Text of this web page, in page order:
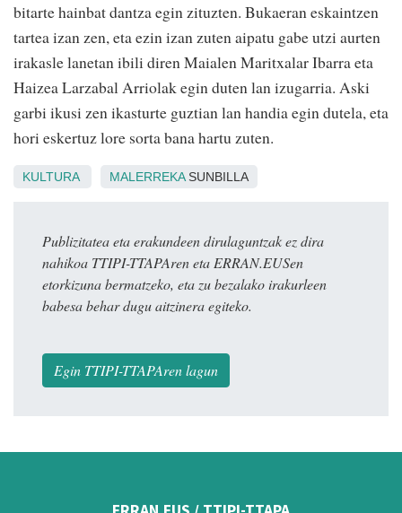
bitarte hainbat dantza egin zituzten. Bukaeran eskaintzen
tartea izan zen, eta ezin izan zuten aipatu gabe utzi aurten
irakasle lanetan ibili diren Maialen Maritxalar Ibarra eta
Haizea Larzabal Arriolak egin duten lan izugarria. Aski
garbi ikusi zen ikasturte guztian lan handia egin dutela, eta
hori eskertuz lore sorta bana hartu zuten.
KULTURA MALERREKASUNBILLA
Publizitatea eta erakundeen dirulaguntzak ez dira
nahikoa TTIPI-TTAPAren eta ERRAN.EUSen
etorkizuna bermatzeko, eta zu bezalako irakurleen
babesa behar dugu aitzinera egiteko.
Egin TTIPI-TTAPAren lagun